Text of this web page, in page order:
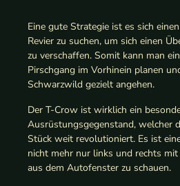
Eine gute Strategie ist es sich
Revier zu suchen, um sich einen
zu verschaffen. Somit kann man
Pirschgang im Vorhinein planen
Schwarzwild gezielt angehen.
Der T-Crow ist wirklich ein
Ausrüstungsgegenstand, welcher
Stück weit revolutioniert. Es ist
nicht mehr nur links und rechts
aus dem Autofenster zu schauen.